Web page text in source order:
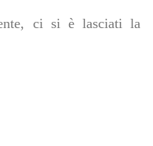
ci si è lasciati la